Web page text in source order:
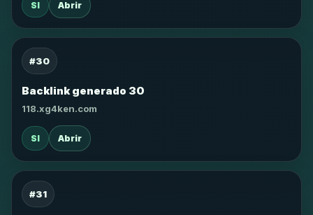
SI Abrir
#30
Backlink generado 30
118.xg4ken.com
SI Abrir
#31